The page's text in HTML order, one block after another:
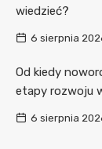
wiedzieć?
6 sierpnia
Od kiedy
etapy rozwoju
6 sierpnia